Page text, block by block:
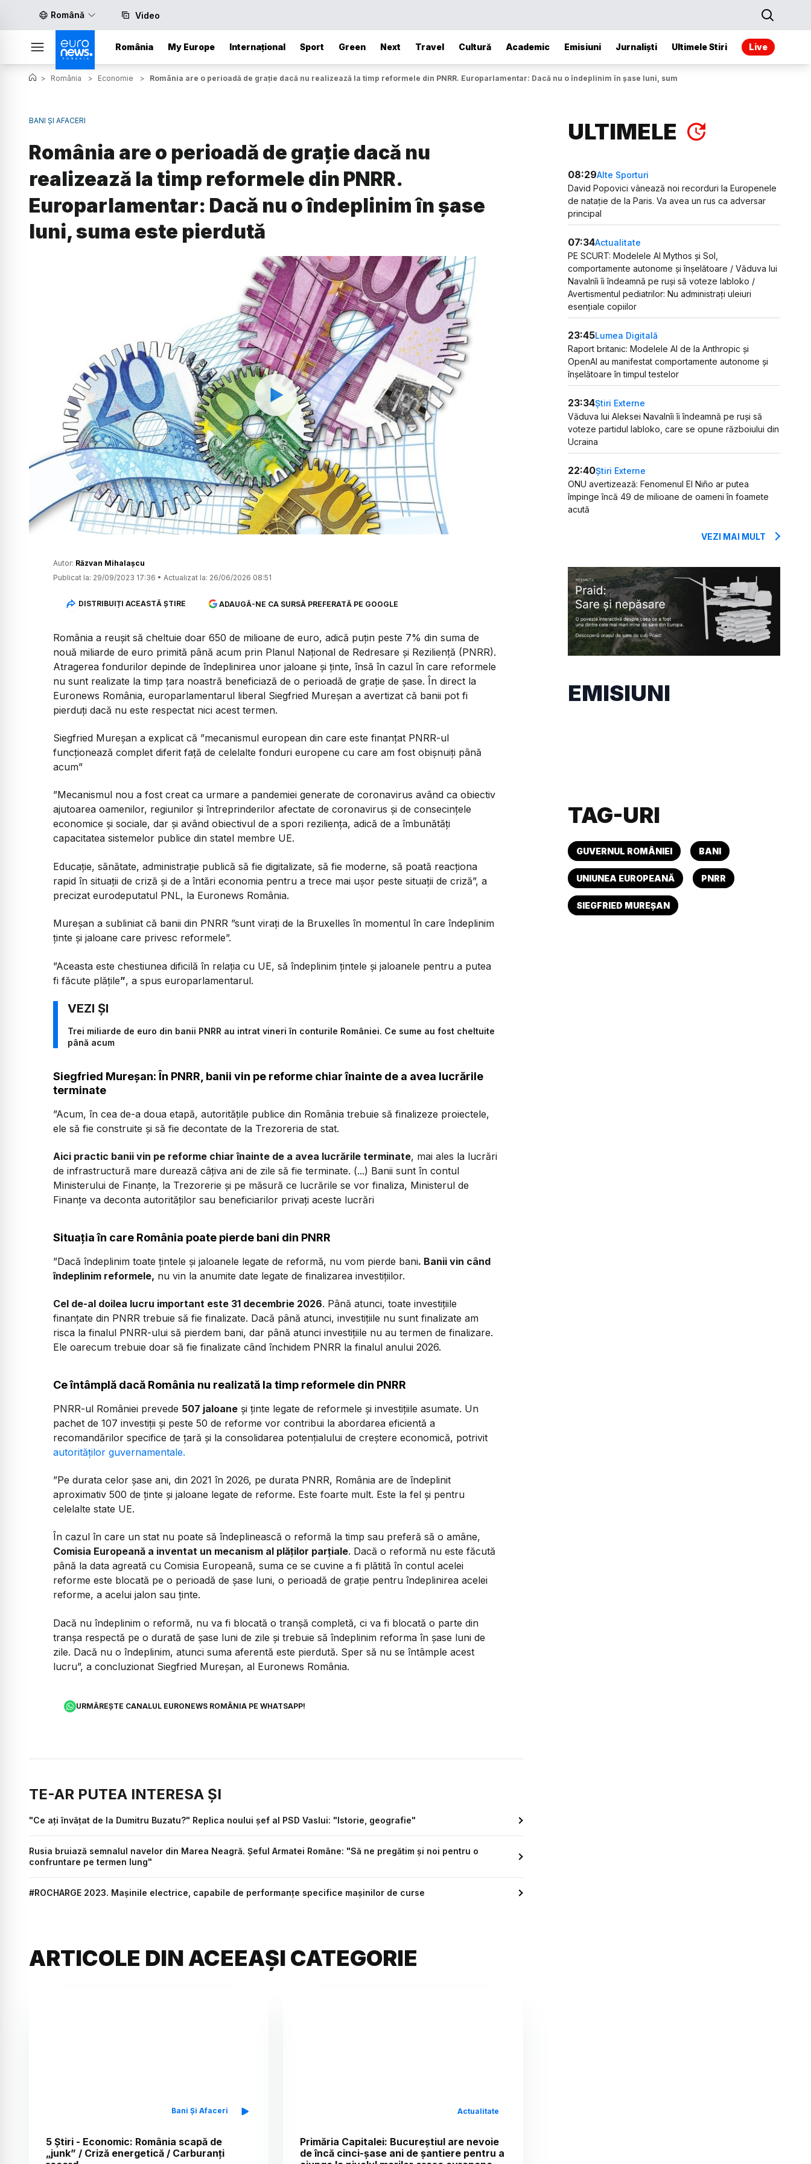
Română Video
România My Europe Internațional Sport Green Next Travel Cultură Academic Emisiuni Jurnaliști Ultimele Stiri Live
> România > Economie > România are o perioadă de grație dacă nu realizează la timp reformele din PNRR. Europarlamentar: Dacă nu o îndeplinim în șase luni, suma este pierdută
BANI ȘI AFACERI
România are o perioadă de grație dacă nu
realizează la timp reformele din PNRR.
Europarlamentar: Dacă nu o îndeplinim în șase
luni, suma este pierdută
Watch
Autor: Răzvan Mihalașcu
Publicat la: 29/09/2023 17:36 • Actualizat la: 26/06/2026 08:51
DISTRIBUIȚI ACEASTĂ ȘTIRE ADAUGĂ-NE CA SURSĂ PREFERATĂ PE GOOGLE
România a reușit să cheltuie doar 650 de milioane de euro, adică puțin peste 7% din suma de
nouă miliarde de euro primită până acum prin Planul Național de Redresare și Reziliență (PNRR).
Atragerea fondurilor depinde de îndeplinirea unor jaloane și ținte, însă în cazul în care reformele
nu sunt realizate la timp țara noastră beneficiază de o perioadă de grație de șase. În direct la
Euronews România, europarlamentarul liberal Siegfried Mureșan a avertizat că banii pot fi
pierduți dacă nu este respectat nici acest termen.
Siegfried Mureșan a explicat că ”mecanismul european din care este finanțat PNRR-ul
funcționează complet diferit față de celelalte fonduri europene cu care am fost obișnuiți până
acum”
”Mecanismul nou a fost creat ca urmare a pandemiei generate de coronavirus având ca obiectiv
ajutoarea oamenilor, regiunilor și întreprinderilor afectate de coronavirus și de consecințele
economice și sociale, dar și având obiectivul de a spori reziliența, adică de a îmbunătăți
capacitatea sistemelor publice din statel membre UE.
Educație, sănătate, administrație publică să fie digitalizate, să fie moderne, să poată reacționa
rapid în situații de criză și de a întări economia pentru a trece mai ușor peste situații de criză”, a
precizat eurodeputatul PNL, la Euronews România.
Mureșan a subliniat că banii din PNRR ”sunt virați de la Bruxelles în momentul în care îndeplinim
ținte și jaloane care privesc reformele”.
”Aceasta este chestiunea dificilă în relația cu UE, să îndeplinim țintele și jaloanele pentru a putea
fi făcute plățile”, a spus europarlamentarul.
Trei miliarde de euro din banii PNRR au intrat vineri în conturile României. Ce sume au fost cheltuite
până acum
Siegfried Mureșan: În PNRR, banii vin pe reforme chiar înainte de a avea lucrările
terminate
”Acum, în cea de-a doua etapă, autoritățile publice din România trebuie să finalizeze proiectele,
ele să fie construite și să fie decontate de la Trezoreria de stat.
Aici practic banii vin pe reforme chiar înainte de a avea lucrările terminate, mai ales la lucrări
de infrastructură mare durează câțiva ani de zile să fie terminate. (...) Banii sunt în contul
Ministerului de Finanțe, la Trezorerie și pe măsură ce lucrările se vor finaliza, Ministerul de
Finanțe va deconta autorităților sau beneficiarilor privați aceste lucrări
Situația în care România poate pierde bani din PNRR
”Dacă îndeplinim toate țintele și jaloanele legate de reformă, nu vom pierde bani. Banii vin când
îndeplinim reformele, nu vin la anumite date legate de finalizarea investițiilor.
Cel de-al doilea lucru important este 31 decembrie 2026. Până atunci, toate investițiile
finanțate din PNRR trebuie să fie finalizate. Dacă până atunci, investițiile nu sunt finalizate am
risca la finalul PNRR-ului să pierdem bani, dar până atunci investițiile nu au termen de finalizare.
Ele oarecum trebuie doar să fie finalizate când închidem PNRR la finalul anului 2026.
Ce întâmplă dacă România nu realizată la timp reformele din PNRR
PNRR-ul României prevede 507 jaloane și ținte legate de reformele și investițiile asumate. Un
pachet de 107 investiții și peste 50 de reforme vor contribui la abordarea eficientă a
recomandărilor specifice de țară și la consolidarea potențialului de creștere economică, potrivit
autorităților guvernamentale.
”Pe durata celor șase ani, din 2021 în 2026, pe durata PNRR, România are de îndeplinit
aproximativ 500 de ținte și jaloane legate de reforme. Este foarte mult. Este la fel și pentru
celelalte state UE.
În cazul în care un stat nu poate să îndeplinească o reformă la timp sau preferă să o amâne,
Comisia Europeană a inventat un mecanism al plăților parțiale. Dacă o reformă nu este făcută
până la data agreată cu Comisia Europeană, suma ce se cuvine a fi plătită în contul acelei
reforme este blocată pe o perioadă de șase luni, o perioadă de grație pentru îndeplinirea acelei
reforme, a acelui jalon sau ținte.
Dacă nu îndeplinim o reformă, nu va fi blocată o tranșă completă, ci va fi blocată o parte din
tranșa respectă pe o durată de șase luni de zile și trebuie să îndeplinim reforma în șase luni de
zile. Dacă nu o îndeplinim, atunci suma aferentă este pierdută. Sper să nu se întâmple acest
lucru”, a concluzionat Siegfried Mureșan, al Euronews România.
URMĂREȘTE CANALUL EURONEWS ROMÂNIA PE WHATSAPP!
TE-AR PUTEA INTERESA ȘI
"Ce ați învățat de la Dumitru Buzatu?" Replica noului șef al PSD Vaslui: "Istorie, geografie"
Rusia bruiază semnalul navelor din Marea Neagră. Șeful Armatei Române: "Să ne pregătim și noi pentru o
confruntare pe termen lung"
#ROCHARGE 2023. Mașinile electrice, capabile de performanțe specifice mașinilor de curse
ARTICOLE DIN ACEEAȘI CATEGORIE
Bani Și Afaceri
5 Știri - Economic: România scapă de
„junk” / Criză energetică / Carburanți
Actualitate
Primăria Capitalei: Bucureștiul are nevoie
de încă cinci-șase ani de șantiere pentru a
ULTIMELE
08:29Alte Sporturi
David Popovici vânează noi recorduri la Europenele
de natație de la Paris. Va avea un rus ca adversar
principal
07:34Actualitate
PE SCURT: Modelele AI Mythos și Sol,
comportamente autonome și înșelătoare / Văduva lui
Navalnîi îi îndeamnă pe ruși să voteze Iabloko /
Avertismentul pediatrilor: Nu administrați uleiuri
esențiale copiilor
23:45Lumea Digitală
Raport britanic: Modelele AI de la Anthropic și
OpenAI au manifestat comportamente autonome și
înșelătoare în timpul testelor
23:34Știri Externe
Văduva lui Aleksei Navalnîi îi îndeamnă pe ruși să
voteze partidul Iabloko, care se opune războiului din
Ucraina
22:40Știri Externe
ONU avertizează: Fenomenul El Niño ar putea
împinge încă 49 de milioane de oameni în foamete
acută
VEZI MAI MULT
EMISIUNI
TAG-URI
GUVERNUL ROMÂNIEI BANI
UNIUNEA EUROPEANĂ PNRR
SIEGFRIED MUREȘAN